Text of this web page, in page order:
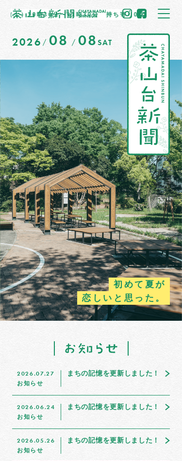
イベント情報
募集掲示板
茶山のひと
まちの記憶
30分〜11時30分 持ち寄り0縁マーケットを開催しま
初めて夏が
恋しいと思った。
2026 08 08SAT
2026.07.27
お知らせ
まちの記憶を更新しました！
2026.06.24
お知らせ
まちの記憶を更新しました！
2026.05.26
お知らせ
まちの記憶を更新しました！